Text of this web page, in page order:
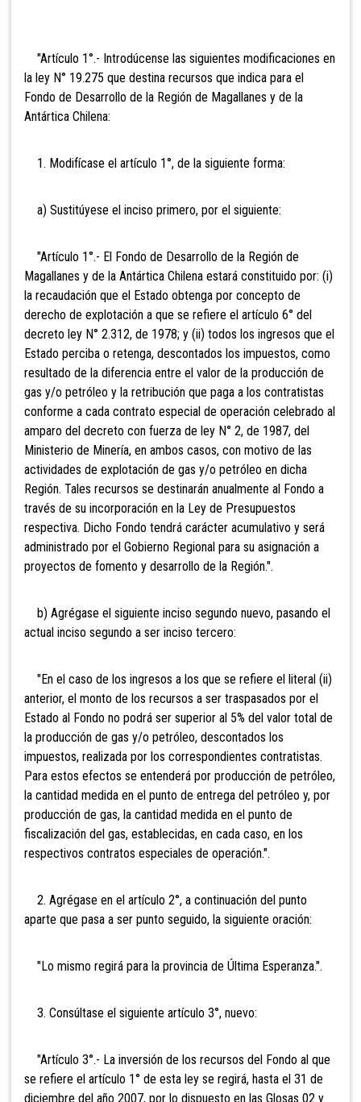
"Artículo 1°.- Introdúcense las siguientes modificaciones en
la ley N° 19.275 que destina recursos que indica para el
Fondo de Desarrollo de la Región de Magallanes y de la
Antártica Chilena:
1. Modifícase el artículo 1°, de la siguiente forma:
a) Sustitúyese el inciso primero, por el siguiente:
"Artículo 1°.- El Fondo de Desarrollo de la Región de
Magallanes y de la Antártica Chilena estará constituido por: (i)
la recaudación que el Estado obtenga por concepto de
derecho de explotación a que se refiere el artículo 6° del
decreto ley N° 2.312, de 1978; y (ii) todos los ingresos que el
Estado perciba o retenga, descontados los impuestos, como
resultado de la diferencia entre el valor de la producción de
gas y/o petróleo y la retribución que paga a los contratistas
conforme a cada contrato especial de operación celebrado al
amparo del decreto con fuerza de ley N° 2, de 1987, del
Ministerio de Minería, en ambos casos, con motivo de las
actividades de explotación de gas y/o petróleo en dicha
Región. Tales recursos se destinarán anualmente al Fondo a
través de su incorporación en la Ley de Presupuestos
respectiva. Dicho Fondo tendrá carácter acumulativo y será
administrado por el Gobierno Regional para su asignación a
proyectos de fomento y desarrollo de la Región.".
b) Agrégase el siguiente inciso segundo nuevo, pasando el
actual inciso segundo a ser inciso tercero:
"En el caso de los ingresos a los que se refiere el literal (ii)
anterior, el monto de los recursos a ser traspasados por el
Estado al Fondo no podrá ser superior al 5% del valor total de
la producción de gas y/o petróleo, descontados los
impuestos, realizada por los correspondientes contratistas.
Para estos efectos se entenderá por producción de petróleo,
la cantidad medida en el punto de entrega del petróleo y, por
producción de gas, la cantidad medida en el punto de
fiscalización del gas, establecidas, en cada caso, en los
respectivos contratos especiales de operación.".
2. Agrégase en el artículo 2°, a continuación del punto
aparte que pasa a ser punto seguido, la siguiente oración:
"Lo mismo regirá para la provincia de Última Esperanza.".
3. Consúltase el siguiente artículo 3°, nuevo:
"Artículo 3°.- La inversión de los recursos del Fondo al que
se refiere el artículo 1° de esta ley se regirá, hasta el 31 de
diciembre del año 2007, por lo dispuesto en las Glosas 02 y